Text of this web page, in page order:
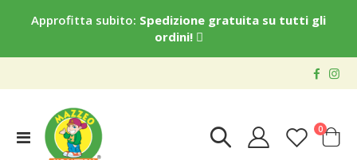
Approfitta subito: Spedizione gratuita su tutti gli
ordini!
Toggle
Nav
Cart
0elementi